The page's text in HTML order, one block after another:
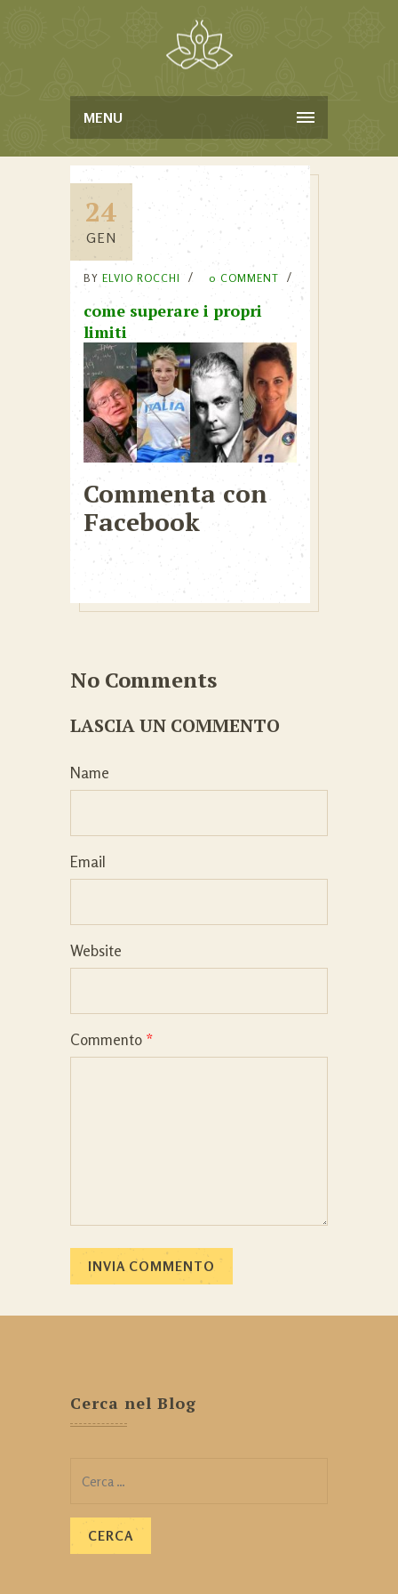
MENU
24
GEN
BY ELVIO ROCCHI 0 COMMENT
come superare i propri
limiti
Commenta con
Facebook
No Comments
LASCIA UN COMMENTO
Name
Email
Website
Commento *
Cerca nel Blog